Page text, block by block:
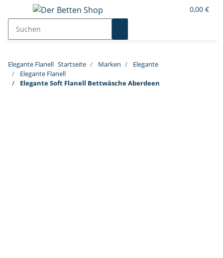
0,00 €
Elegante Flanell Startseite Marken
Elegante
Elegante Flanell
Elegante Soft Flanell Bettwäsche Aberdeen